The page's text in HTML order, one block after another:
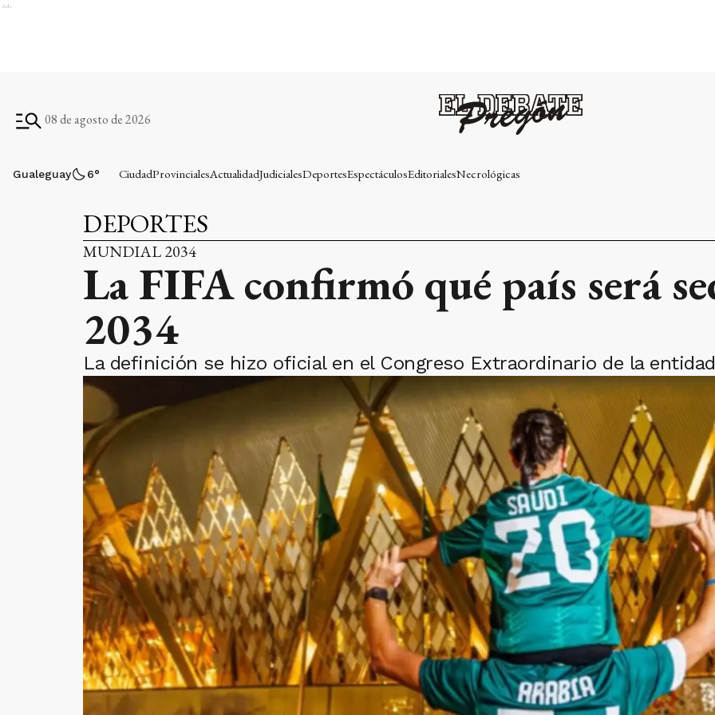
Ads
08 de agosto de 2026
Gualeguay 6° CiudadProvincialesActualidadJudicialesDeportesEspectáculosEditorialesNecrológicas
DEPORTES
MUNDIAL 2034
La FIFA confirmó qué país será
2034
La definición se hizo oficial en el Congreso Extraordinario de la